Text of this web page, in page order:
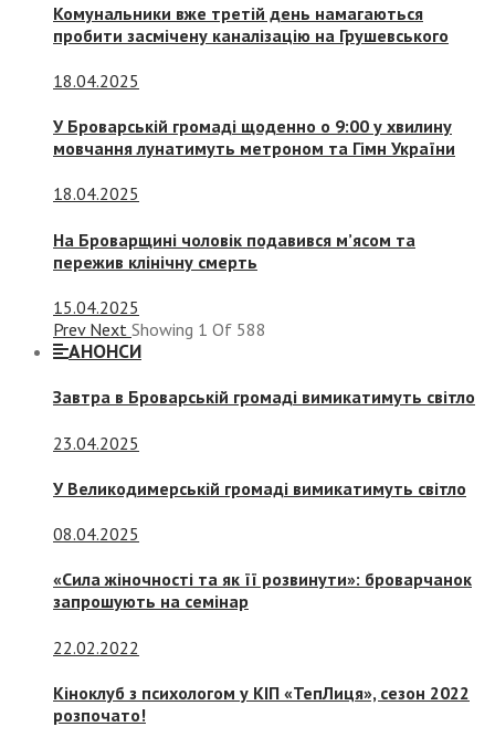
Комунальники вже третій день намагаються
пробити засмічену каналізацію на Грушевського
18.04.2025
У Броварській громаді щоденно о 9:00 у хвилину
мовчання лунатимуть метроном та Гімн України
18.04.2025
На Броварщині чоловік подавився м’ясом та
пережив клінічну смерть
15.04.2025
Prev Next Showing 1 Of 588
АНОНСИ
Завтра в Броварській громаді вимикатимуть світло
23.04.2025
У Великодимерській громаді вимикатимуть світло
08.04.2025
«Сила жіночності та як її розвинути»: броварчанок
запрошують на семінар
22.02.2022
Кіноклуб з психологом у КІП «ТепЛиця», сезон 2022
розпочато!